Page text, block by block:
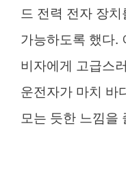
드 전력 전자 장
가능하도록 했다.
비자에게 고급스
운전자가 마치 바
모는 듯한 느낌을